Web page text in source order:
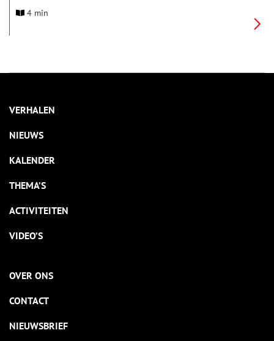
voor Kennemerland weinig. De rokende schoorstenen tekenen
4 min
VERHALEN
NIEUWS
KALENDER
THEMA’S
ACTIVITEITEN
VIDEO’S
OVER ONS
CONTACT
NIEUWSBRIEF